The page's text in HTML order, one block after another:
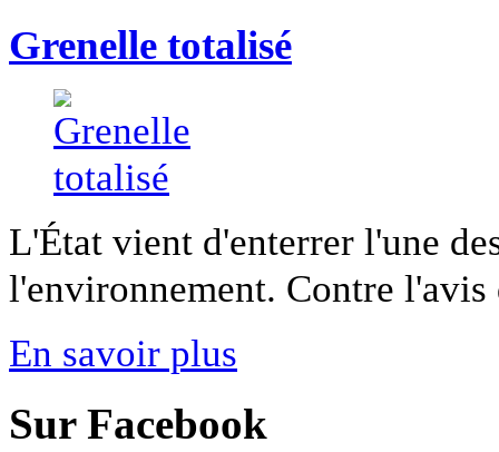
Grenelle totalisé
L'État vient d'enterrer l'une
l'environnement. Contre
En savoir plus
Sur Facebook